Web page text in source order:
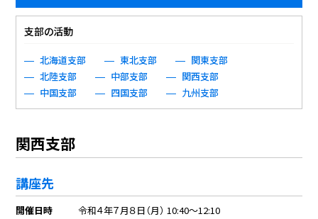
支部の活動
北海道支部 東北支部
関東支部
北陸支部
中部支部
関西支部
中国支部
四国支部 九州支部
関西支部
講座先
開催日時
令和４年７月８日（月） 10:40～12:10